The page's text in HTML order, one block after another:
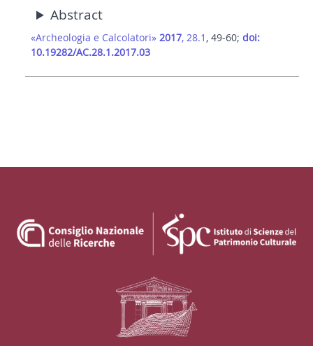
Abstract
«Archeologia e Calcolatori» 2017, 28.1 , 49-60; doi:
10.19282/AC.28.1.2017.03